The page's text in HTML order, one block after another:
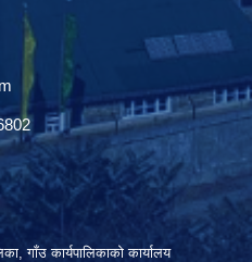
गाँउ कार्यपालिकाको कार्यालय